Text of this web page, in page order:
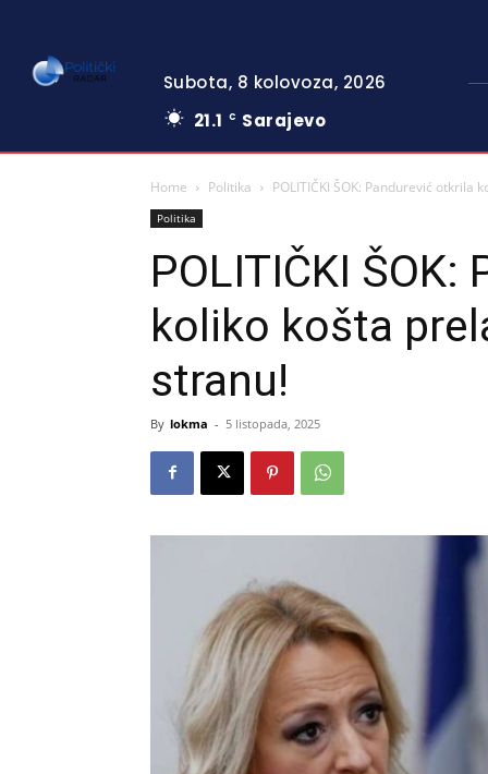
Subota, 8 kolovoza, 2026
21.1
C Sarajevo
Home Politika POLITIČKI ŠOK: Pandurević
Politika
POLITIČKI
koliko košta
stranu!
By lokma - 5 listopada, 2025